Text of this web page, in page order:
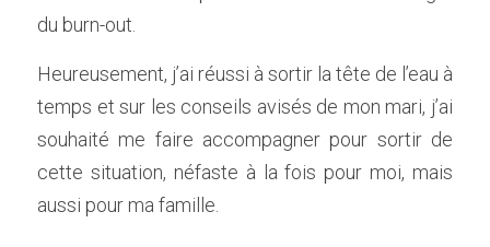
du burn-out.
Heureusement, j’ai réussi à sortir la tête de l’eau à
temps et sur les conseils avisés de mon mari, j’ai
souhaité me faire accompagner pour sortir de
cette situation, néfaste à la fois pour moi, mais
aussi pour ma famille.